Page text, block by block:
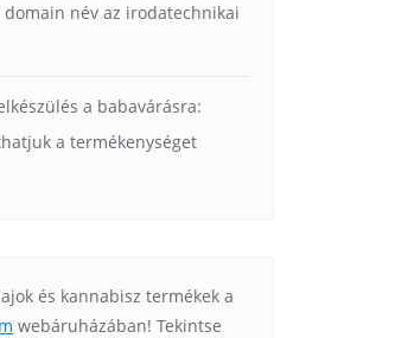
név az irodatechnikai
a babavárásra:
a termékenységet
és kannabisz termékek a
webáruházában! Tekintse